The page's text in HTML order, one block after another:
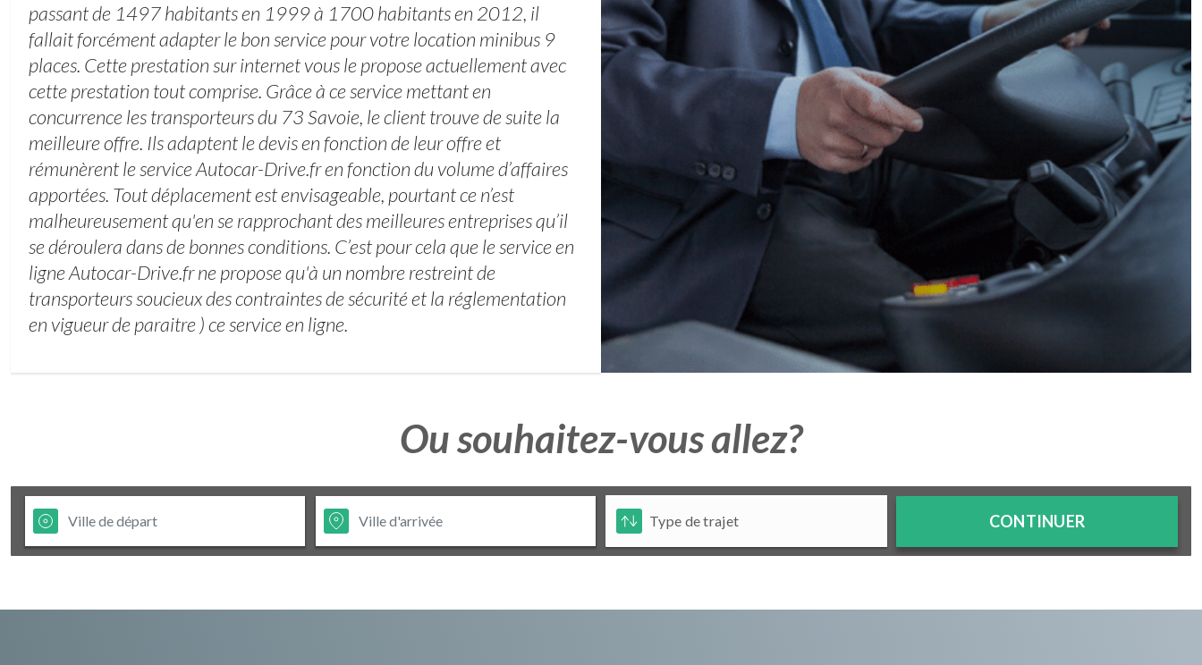
passant de 1497 habitants en 1999 à 1700 habitants en 2012, il
fallait forcément adapter le bon service pour votre location minibus 9
places. Cette prestation sur internet vous le propose actuellement avec
cette prestation tout comprise. Grâce à ce service mettant en
concurrence les transporteurs du 73 Savoie, le client trouve de suite la
meilleure offre. Ils adaptent le devis en fonction de leur offre et
rémunèrent le service Autocar-Drive.fr en fonction du volume d’affaires
apportées. Tout déplacement est envisageable, pourtant ce n’est
malheureusement qu'en se rapprochant des meilleures entreprises qu’il
se déroulera dans de bonnes conditions. C’est pour cela que le service en
ligne Autocar-Drive.fr ne propose qu'à un nombre restreint de
transporteurs soucieux des contraintes de sécurité et la réglementation
en vigueur de paraitre ) ce service en ligne.
Ou souhaitez-vous allez?
CONTINUER